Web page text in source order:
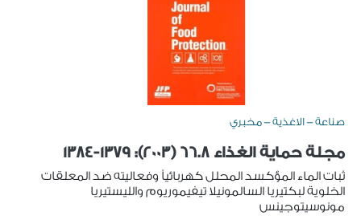
صناعة - الاغذية - مخبري
مجلة حماية الغذاء 66.8 (2003): 1379-1384
ثبات الماء المؤكسد المحلل كهربائياً وفعاليته ضد المعلقات
الخلوية لبكتيريا السالمونيلا تيفيموريوم والليستيريا
مونوسيتوجينس